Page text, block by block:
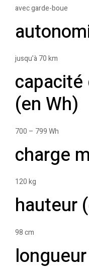
avec garde-boue
jusqu’à 70 km
(en Wh)
700 – 799 Wh
charge
120 kg
hauteur
98 cm